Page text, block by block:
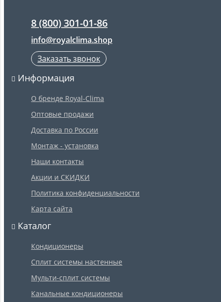
8 (800) 301-01-86
info@royalclima.shop
Заказать звонок
Информация
О бренде Royal-Clima
Оптовые продажи
Доставка по России
Монтаж - установка
Наши контакты
Акции и СКИДКИ
Политика конфиденциальности
Карта сайта
Каталог
Кондиционеры
Сплит системы настенные
Мульти-сплит системы
Канальные кондиционеры